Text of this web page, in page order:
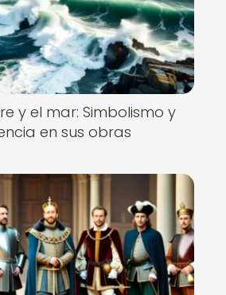
y el mar: Simbolismo y
en sus obras